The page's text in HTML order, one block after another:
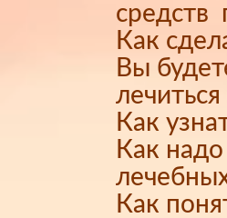
средств
Как
Вы
Как
Как
Как